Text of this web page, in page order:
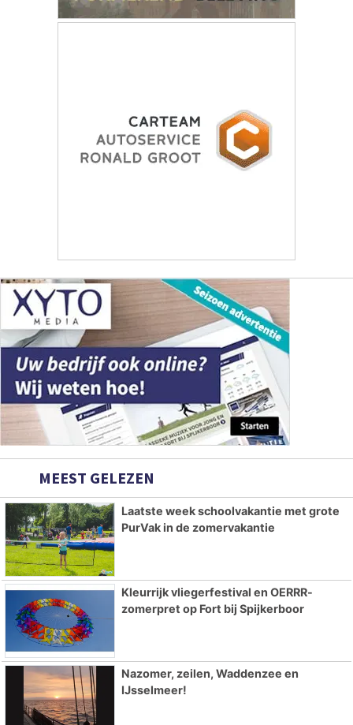
MEEST GELEZEN
Laatste week schoolvakantie met grote
PurVak in de zomervakantie
Kleurrijk vliegerfestival en OERRR-
zomerpret op Fort bij Spijkerboor
Nazomer, zeilen, Waddenzee en
IJsselmeer!